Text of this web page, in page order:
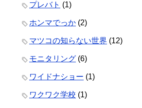
プレバト (1)
ホンマでっか (2)
マツコの知らない世界 (12)
モニタリング (6)
ワイドナショー (1)
ワクワク学校 (1)